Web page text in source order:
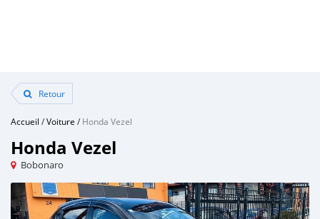
Retour
Accueil /Voiture /Honda Vezel
Honda Vezel
Bobonaro